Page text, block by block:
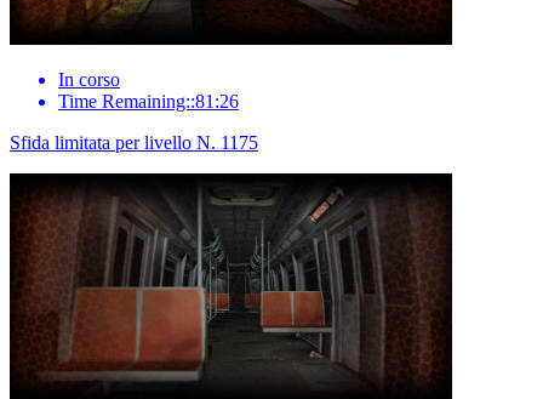
In corso
Time Remaining::81:26
Sfida limitata per livello N. 1175